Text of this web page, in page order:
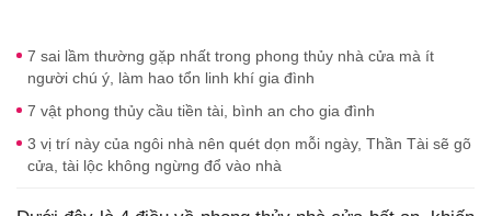
7 sai lầm thường gặp nhất trong phong thủy nhà cửa mà ít
người chú ý, làm hao tổn linh khí gia đình
7 vật phong thủy cầu tiền tài, bình an cho gia đình
3 vị trí này của ngôi nhà nên quét dọn mỗi ngày, Thần Tài sẽ gõ
cửa, tài lộc không ngừng đổ vào nhà